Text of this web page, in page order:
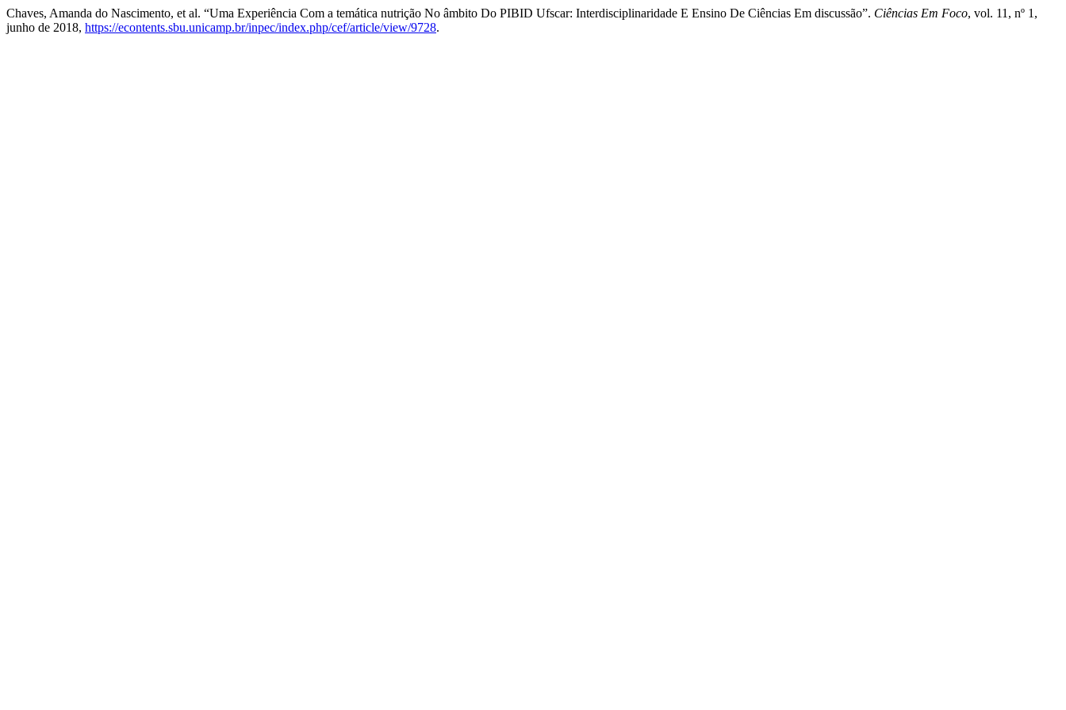
Chaves, Amanda do Nascimento, et al. “Uma Experiência Com a temática nutrição No âmbito Do PIBID Ufscar: Interdisciplinaridade E Ensino De Ciências Em discussão”. Ciências Em Foco, vol. 11, nº 1,
junho de 2018, https://econtents.sbu.unicamp.br/inpec/index.php/cef/article/view/9728.